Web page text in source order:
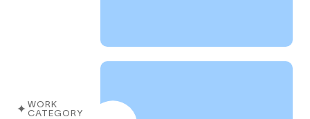
WORK
CATEGORY